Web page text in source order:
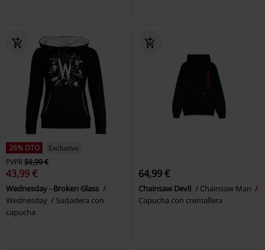
26% DTO
Exclusivo
PVPR59,99 €
43,99 €
Wednesday - Broken Glass
Wednesday
Sudadera con
capucha
64,99 €
Chainsaw Devil
Chainsaw Man
Capucha con cremallera